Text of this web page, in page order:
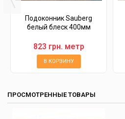
Подоконник Sauberg
белый блеск 400мм
823 грн. метр
В КОРЗИНУ
ПРОСМОТРЕННЫЕ ТОВАРЫ